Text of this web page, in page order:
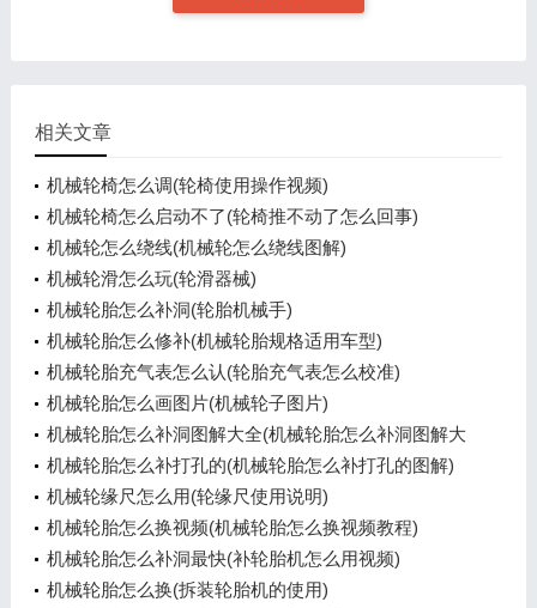
相关文章
机械轮椅怎么调(轮椅使用操作视频)
机械轮椅怎么启动不了(轮椅推不动了怎么回事)
机械轮怎么绕线(机械轮怎么绕线图解)
机械轮滑怎么玩(轮滑器械)
机械轮胎怎么补洞(轮胎机械手)
机械轮胎怎么修补(机械轮胎规格适用车型)
机械轮胎充气表怎么认(轮胎充气表怎么校准)
机械轮胎怎么画图片(机械轮子图片)
机械轮胎怎么补洞图解大全(机械轮胎怎么补洞图解大
全图片)
机械轮胎怎么补打孔的(机械轮胎怎么补打孔的图解)
机械轮缘尺怎么用(轮缘尺使用说明)
机械轮胎怎么换视频(机械轮胎怎么换视频教程)
机械轮胎怎么补洞最快(补轮胎机怎么用视频)
机械轮胎怎么换(拆装轮胎机的使用)